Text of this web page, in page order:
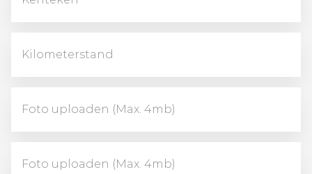
Foto uploaden (Max. 4mb)
Foto uploaden (Max. 4mb)